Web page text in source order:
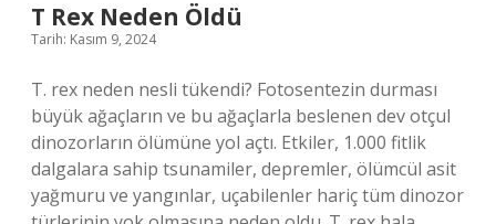
T Rex Neden Öldü
Tarih: Kasım 9, 2024
T. rex neden nesli tükendi? Fotosentezin durması
büyük ağaçların ve bu ağaçlarla beslenen dev otçul
dinozorların ölümüne yol açtı. Etkiler, 1.000 fitlik
dalgalara sahip tsunamiler, depremler, ölümcül asit
yağmuru ve yangınlar, uçabilenler hariç tüm dinozor